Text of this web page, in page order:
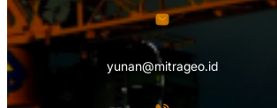
yunan@mitrageo.id